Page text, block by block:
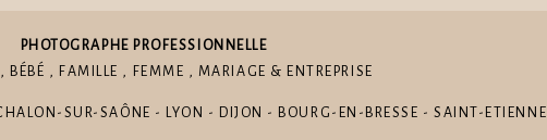
PHOTOGRAPHE PROFESSIONNELLE
, BÉBÉ , FAMILLE , FEMME , MARIAGE & ENTREPRISE
SUR-SAÔNE - LYON - DIJON - BOURG-EN-BRESSE - SAINT-ETIENNE